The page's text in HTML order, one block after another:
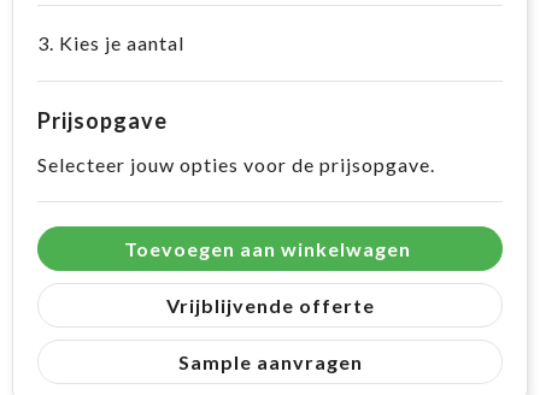
3. Kies je aantal
Prijsopgave
Selecteer jouw opties voor de prijsopgave.
Toevoegen aan winkelwagen
Vrijblijvende offerte
Sample aanvragen